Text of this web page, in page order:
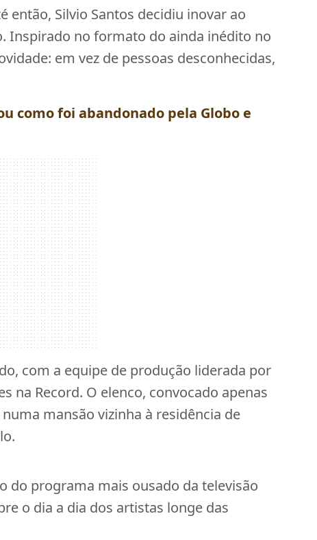
então, Silvio Santos decidiu inovar ao
Inspirado no formato do ainda inédito no
em vez de pessoas desconhecidas,
como foi abandonado pela Globo e
com a equipe de produção liderada por
na Record. O elenco, convocado apenas
mansão vizinha à residência de
do programa mais ousado da televisão
o dia a dia dos artistas longe das